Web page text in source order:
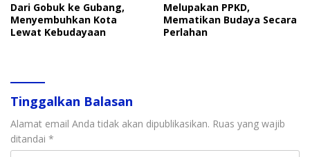
Dari Gobuk ke Gubang,
Menyembuhkan Kota
Lewat Kebudayaan
Melupakan PPKD,
Mematikan Budaya Secara
Perlahan
Tinggalkan Balasan
Alamat email Anda tidak akan dipublikasikan. Ruas yang wajib
ditandai *